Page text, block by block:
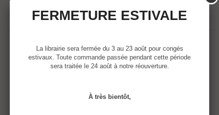
FERMETURE ESTIVALE
La librairie sera fermée du 3 au 23 août pour congés
estivaux. Toute commande passée pendant cette période
sera traitée le 24 août à notre réouverture.
À très bientôt,